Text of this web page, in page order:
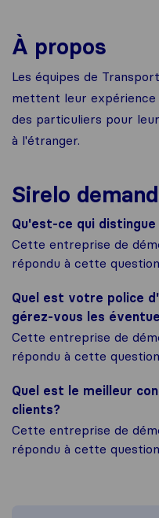
À propos
Les équipes de
mettent leur
des particuliers pour
à l'étranger.
Sirelo
Qu'est-ce qui
Cette entreprise de
répondu à cette
Quel est votre police
gérez-vous les
Cette entreprise de
répondu à cette
Quel est le meilleur
clients?
Cette entreprise de
répondu à cette